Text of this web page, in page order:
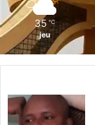
35 ℃
jeu